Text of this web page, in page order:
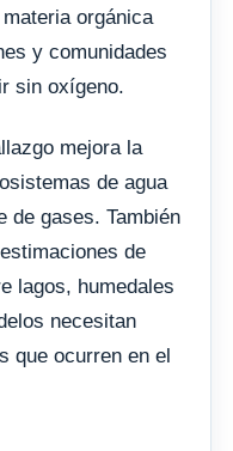
orgánica
y comunidades
sin oxígeno.
mejora la
de agua
de gases. También
de
lagos, humedales
necesitan
que ocurren en el